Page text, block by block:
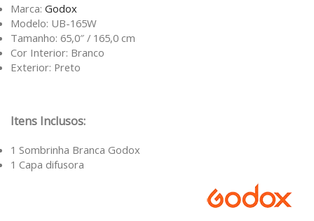
Marca: Godox
Modelo: UB-165W
Tamanho: 65,0″ / 165,0 cm
Cor Interior: Branco
Exterior: Preto
Itens Inclusos:
1 Sombrinha Branca Godox
1 Capa difusora